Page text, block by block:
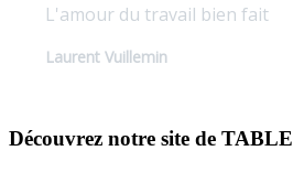
L'amour du travail bien fait
Laurent Vuillemin
Découvrez notre site de TABLE